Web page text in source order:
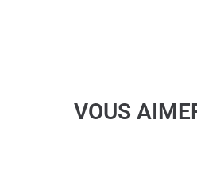
VOUS